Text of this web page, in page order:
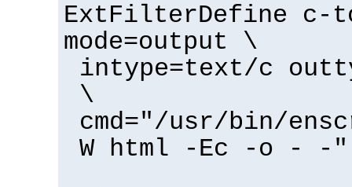
ExtFilterDefine c-
mode=output \
intype=text/c
\
cmd="/usr/bin/
W html -Ec -o - -"